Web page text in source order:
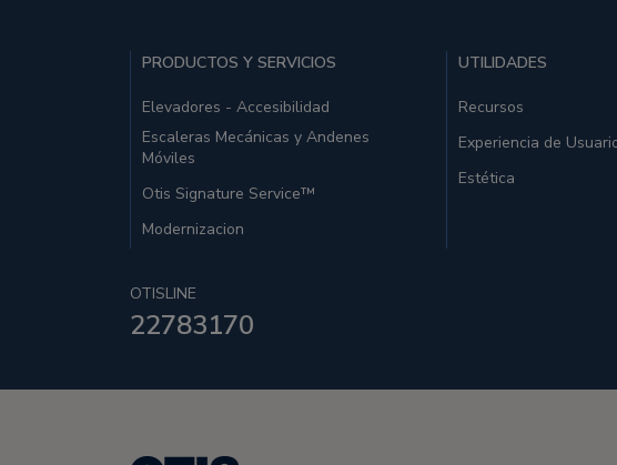
PRODUCTOS Y SERVICIOS
Elevadores - Accesibilidad
Escaleras Mecánicas y Andenes
Móviles
Otis Signature Service™
Modernizacion
UTILIDADES
Recursos
Experiencia de
Estética
OTISLINE
22783170